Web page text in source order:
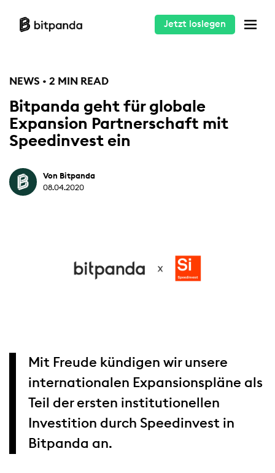
Jetzt loslegen
NEWS • 2 MIN READ
Bitpanda geht für globale
Expansion Partnerschaft mit
Speedinvest ein
Von Bitpanda
08.04.2020
Mit Freude kündigen wir unsere
internationalen Expansionspläne als
Teil der ersten institutionellen
Investition durch Speedinvest in
Bitpanda an.